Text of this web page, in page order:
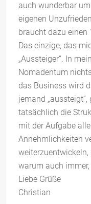
auch wunderbar
eigenen
braucht dazu einen
Das einzige, das
„Aussteiger“. In
Nomadentum
das Business wird
jemand
tatsächlich die
mit der Aufgabe
Annehmlichkeiten
warum auch
Liebe Grüße
Christian